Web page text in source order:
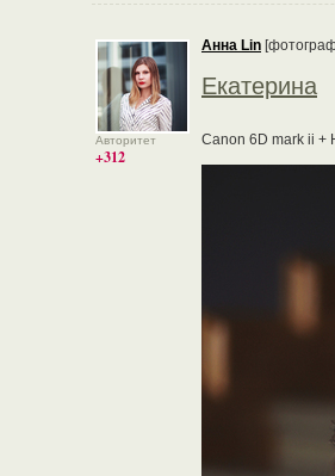
Авторитет
+312
Анна Lin
Екатерина
Canon 6D mark ii +